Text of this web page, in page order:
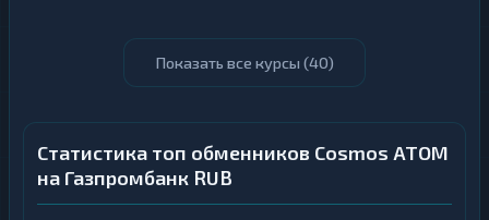
Показать все курсы (40)
Статистика топ обменников Cosmos ATOM
на Газпромбанк RUB